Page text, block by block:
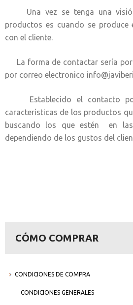
Una vez se tenga una
productos es cuando se produce
con el cliente.
La forma de contactar sería por
por correo electronico
Establecido el contacto
características de los productos
buscando los que estén en
dependiendo de los gustos del
CÓMO COMPRAR
CONDICIONES DE COMPRA
CONDICIONES GENERALES